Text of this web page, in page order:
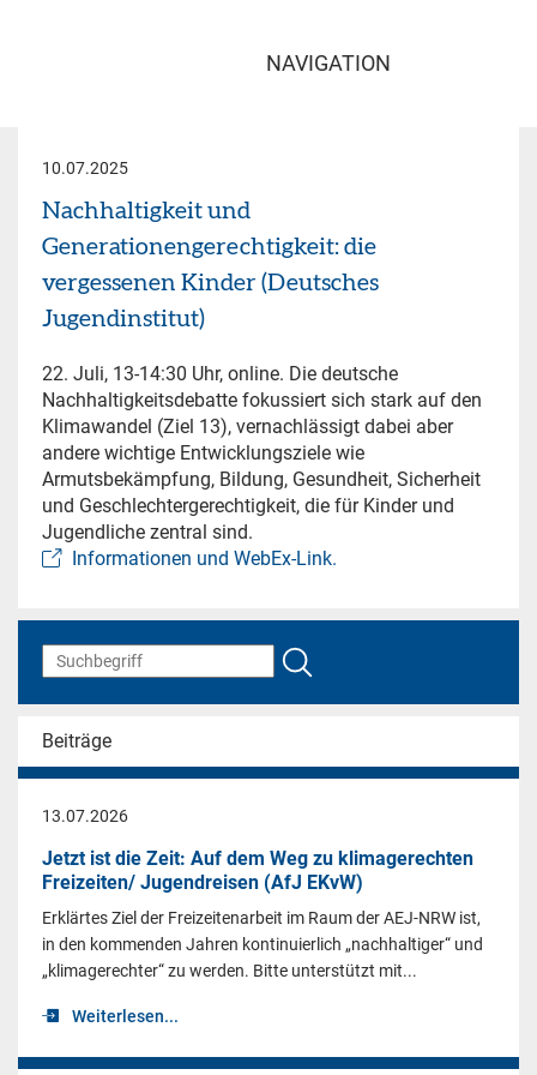
NAVIGATION
10.07.2025
Nachhaltigkeit und
Generationengerechtigkeit: die
vergessenen Kinder (Deutsches
Jugendinstitut)
22. Juli, 13-14:30 Uhr, online. Die deutsche
Nachhaltigkeitsdebatte fokussiert sich stark auf den
Klimawandel (Ziel 13), vernachlässigt dabei aber
andere wichtige Entwicklungsziele wie
Armutsbekämpfung, Bildung, Gesundheit, Sicherheit
und Geschlechtergerechtigkeit, die für Kinder und
Jugendliche zentral sind.
Informationen und WebEx-Link.
Beiträge
13.07.2026
Jetzt ist die Zeit: Auf dem Weg zu klimagerechten
Freizeiten/ Jugendreisen (AfJ EKvW)
Erklärtes Ziel der Freizeitenarbeit im Raum der AEJ-NRW ist,
in den kommenden Jahren kontinuierlich „nachhaltiger“ und
„klimagerechter“ zu werden. Bitte unterstützt mit...
Weiterlesen...